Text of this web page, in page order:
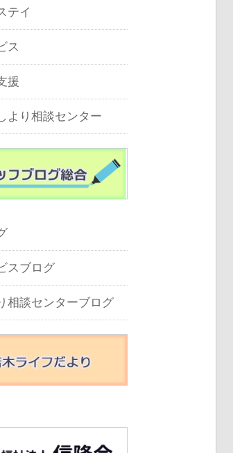
テイ
ス
援
より相談センター
スブログ
相談センターブログ